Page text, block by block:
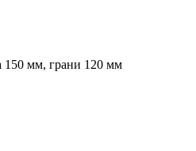
150 мм, грани 120 мм